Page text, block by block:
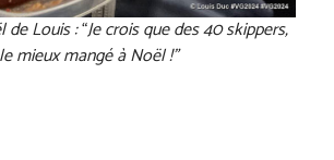
de Louis :“Je crois que des 40 skippers,
mieux mangé à Noël !”